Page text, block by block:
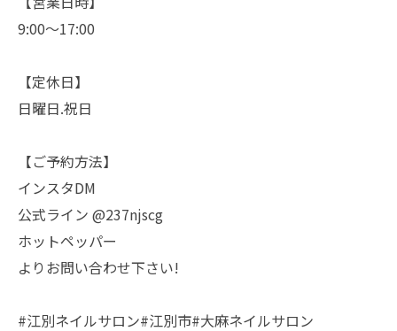
9:00〜17:00
【定休日】
日曜日.祝日
【ご予約方法】
インスタDM
公式ライン @237njscg
ホットペッパー
よりお問い合わせ下さい!
#江別ネイルサロン#江別市#大麻ネイルサロン